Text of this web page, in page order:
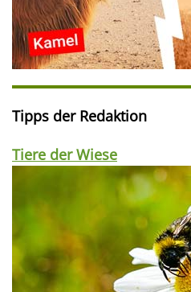
Tipps der Redaktion
Tiere der Wiese